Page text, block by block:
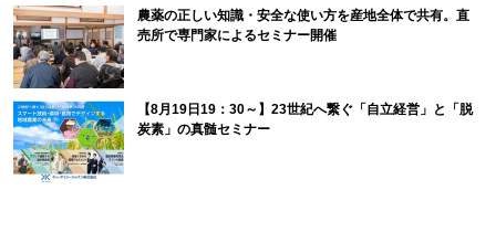
農薬の正しい知識・安全な使い方を産地全体で共有。直
売所で専門家によるセミナー開催
【8月19日19：30～】23世紀へ繋ぐ「自立経営」と「脱
炭素」の真髄セミナー